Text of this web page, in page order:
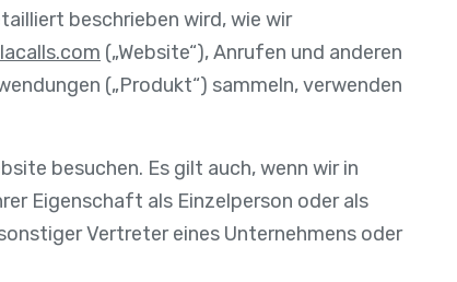
beschrieben wird, wie wir
(„Website“), Anrufen und anderen
(„Produkt“) sammeln, verwenden
besuchen. Es gilt auch, wenn wir in
Eigenschaft als Einzelperson oder als
Vertreter eines Unternehmens oder